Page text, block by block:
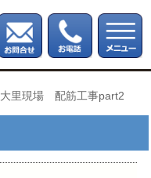
大里現場 配筋工事part2